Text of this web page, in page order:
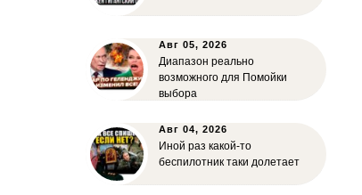
Авг 05, 2026
Диапазон реально
возможного для Помойки
выбора
Авг 04, 2026
Иной раз какой-то
беспилотник таки долетает